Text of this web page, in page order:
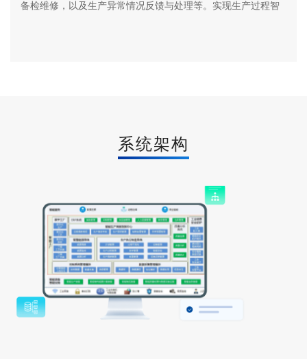
备检维修，以及生产异常情况反馈与处理等。实现生产过程智
● 智能决策支持，是基于大数据分析的决策支持，形成管理的
闭环，以实现数字化、网络化、智能化的高效生产模式。
系统架构